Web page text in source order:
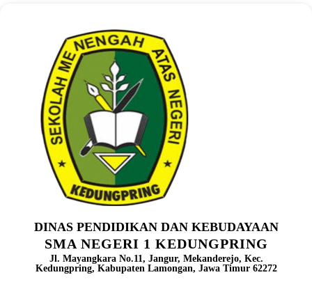
DINAS PENDIDIKAN DAN KEBUDAYAAN
SMA NEGERI 1 KEDUNGPRING
Jl. Mayangkara No.11, Jangur, Mekanderejo, Kec.
Kedungpring, Kabupaten Lamongan, Jawa Timur 62272